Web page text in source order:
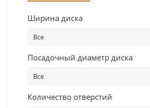
Ширина диска
Все
Посадочный диаметр диска
Все
Количество отверстий